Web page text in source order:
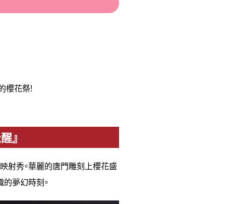
櫻花祭!
』
射秀。華麗的唐門雕刻上櫻花盛
夢幻時刻。